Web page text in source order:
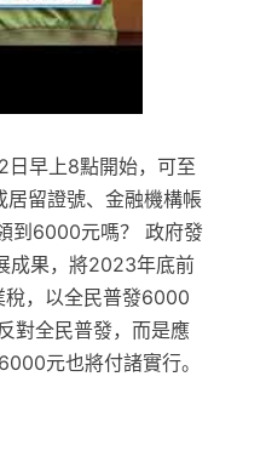
早上8點開始，可至
留證號、金融機構帳
到6000元嗎？ 政府發
成果，將2023年底前
稅，以全民普發6000
對全民普發，而是應
元也將付諸實行。